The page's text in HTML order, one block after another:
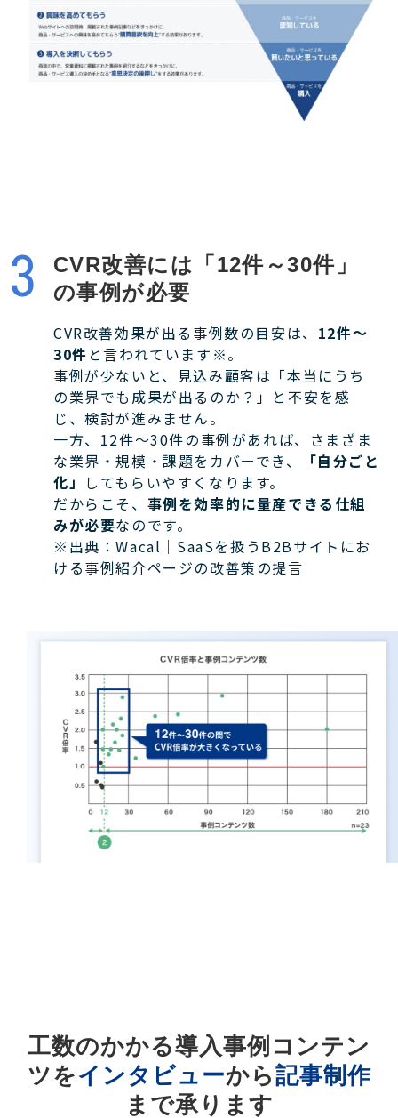
CVR改善には「12件～30件」
の事例が必要
CVR改善効果が出る事例数の目安は、 12件〜
30件 と言われています※。
事例が少ないと、見込み顧客は「本当にうち
の業界でも成果が出るのか？」と不安を感
じ、検討が進みません。
一方、12件〜30件の事例があれば、さまざま
な業界・規模・課題をカバーでき、
「自分ごと
化」 してもらいやすくなります。
だからこそ、 事例を効率的に量産できる仕組
みが必要なのです。
※出典：Wacal｜SaaSを扱うB2Bサイトにお
ける事例紹介ページの改善策の提言
工数のかかる導入事例コンテン
ツをインタビューから記事制作
まで承ります